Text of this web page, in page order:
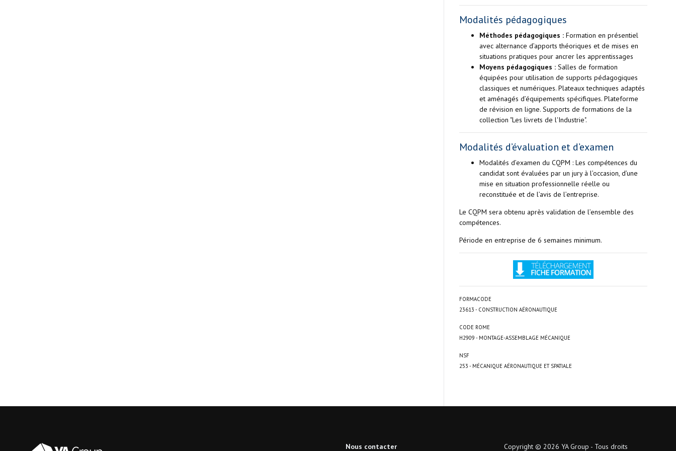
Modalités pédagogiques
Méthodes pédagogiques : Formation en présentiel
avec alternance d’apports théoriques et de mises en
situations pratiques pour ancrer les apprentissages
Moyens pédagogiques : Salles de formation
équipées pour utilisation de supports pédagogiques
classiques et numériques. Plateaux techniques adaptés
et aménagés d’équipements spécifiques. Plateforme
de révision en ligne. Supports de formations de la
collection "Les livrets de l'Industrie".
Modalités d’évaluation et d’examen
Modalités d’examen du CQPM : Les compétences du
candidat sont évaluées par un jury à l’occasion, d’une
mise en situation professionnelle réelle ou
reconstituée et de l’avis de l’entreprise.
Le CQPM sera obtenu après validation de l’ensemble des
compétences.
Période en entreprise de 6 semaines minimum.
FORMACODE
23613 - CONSTRUCTION AÉRONAUTIQUE
CODE ROME
H2909 - MONTAGE-ASSEMBLAGE MÉCANIQUE
NSF
253 - MÉCANIQUE AÉRONAUTIQUE ET SPATIALE
Nous contacter Copyright © 2026 YA Group - Tous droits